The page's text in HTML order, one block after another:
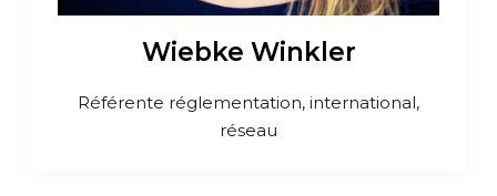
Wiebke Winkler
Référente réglementation, international,
réseau